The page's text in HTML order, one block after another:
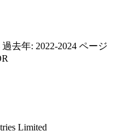
過去年: 2022-2024 ページ